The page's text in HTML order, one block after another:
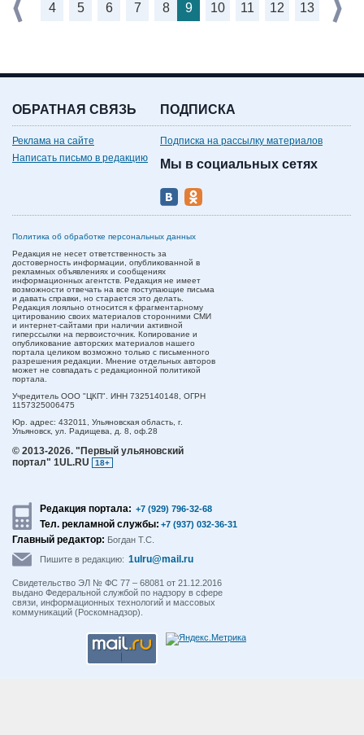
4 5 6 7 8 9 10 11 12 13
ОБРАТНАЯ СВЯЗЬ
Реклама на сайте
Написать письмо в редакцию
ПОДПИСКА
Подписка на рассылку материалов
Мы в социальных сетях
Политика об обработке персональных данных
Редакция не несет ответственность за
достоверность информации, опубликованной в
рекламных объявлениях и сообщениях
информационных агентств. Редакция не имеет
возможности отвечать на все поступающие письма
и давать справки, но старается это делать.
Редакция лояльно относится к фрагментарному
цитированию своих материалов сторонними СМИ
и интернет-сайтами при наличии активной
гиперссылки на первоисточник. Копирование и
опубликование авторских материалов нашего
портала целиком возможно только с письменного
разрешения редакции. Мнение отдельных авторов
может не совпадать с редакционной политикой
портала.
Учредитель ООО "ЦКП". ИНН 7325140148, ОГРН
1157325006475
Юр. адрес: 432011, Ульяновская область, г.
Ульяновск, ул. Радищева, д. 8, оф.28
© 2013-2026. "Первый ульяновский
портал" 1UL.RU
18+
Редакция портала: +7 (929) 796-32-68
Тел. рекламной службы: +7 (937) 032-36-31
Главный редактор: Богдан Т.С.
Пишите в редакцию: 1ulru@mail.ru
Свидетельство ЭЛ № ФС 77 – 68081 от 21.12.2016
выдано Федеральной службой по надзору в сфере
связи, информационных технологий и массовых
коммуникаций (Роскомнадзор).